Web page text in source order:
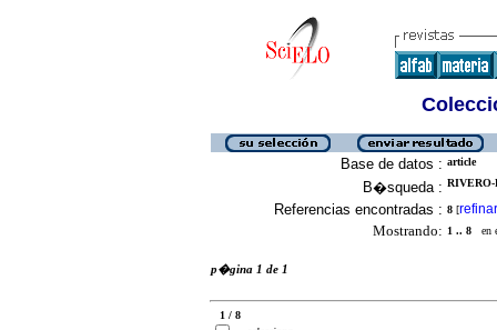
Base de datos : article
B�squeda :
Referencias encontradas : 8 [refinar
Mostrando: 1 .. 8 en
p�gina 1 de 1
1 / 8